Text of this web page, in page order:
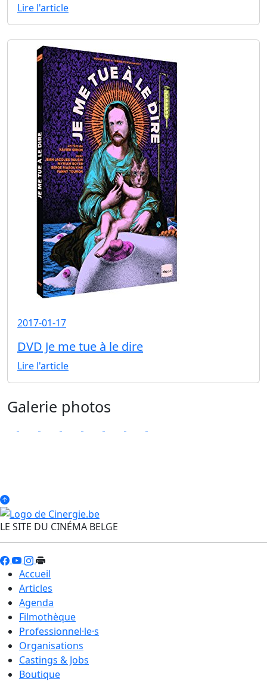
Lire l'article
2017-01-17
DVD Je me tue à le dire
Lire l'article
Galerie photos
LE SITE DU CINÉMA BELGE
Accueil
Articles
Agenda
Filmothèque
Professionnel·le·s
Organisations
Castings & Jobs
Boutique